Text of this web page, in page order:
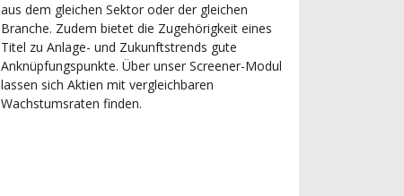
aus dem gleichen Sektor oder der gleichen
Branche. Zudem bietet die Zugehörigkeit eines
Titel zu Anlage- und Zukunftstrends gute
Anknüpfungspunkte. Über unser Screener-Modul
lassen sich Aktien mit vergleichbaren
Wachstumsraten finden.